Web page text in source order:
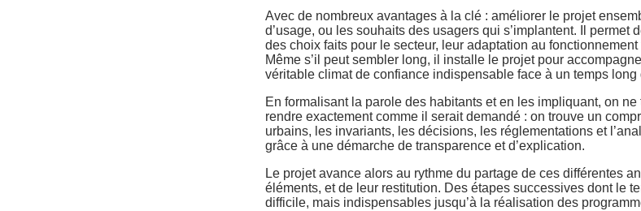
Avec de nombreux avantages à la clé : améliorer le projet
d’usage, ou les souhaits des usagers qui s’implantent. Il permet
des choix faits pour le secteur, leur adaptation au
Même s’il peut sembler long, il installe le projet pour
véritable climat de confiance indispensable face à un temps
En formalisant la parole des habitants et en les impliquant, on
rendre exactement comme il serait demandé : on trouve un
urbains, les invariants, les décisions, les réglementations et
grâce à une démarche de transparence et d’explication.
Le projet avance alors au rythme du partage de ces différentes
éléments, et de leur restitution. Des étapes successives dont le
difficile, mais indispensables jusqu’à la réalisation des